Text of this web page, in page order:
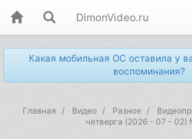
DimonVideo.ru
Какая мобильная ОС оставила у
воспоминания?
Главная Видео Разное
четверга (2026 - 07 - 02)